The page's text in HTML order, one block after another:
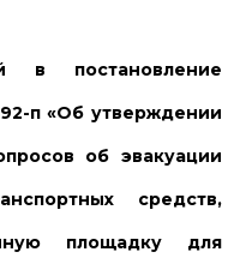
в постановление
п «Об утверждении
об эвакуации
средств,
площадку для